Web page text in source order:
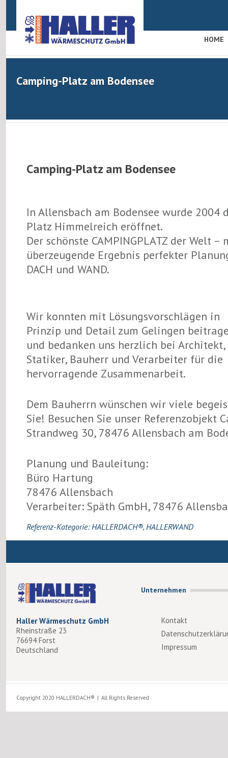
HOME
Camping-Platz am Bodensee
Camping-Platz am Bodensee
In Allensbach am Bodensee wurde 2004
Platz Himmelreich eröffnet.
Der schönste CAMPINGPLATZ der Welt
überzeugende Ergebnis perfekter
DACH und WAND.
Wir konnten mit Lösungsvorschlägen in
Prinzip und Detail zum Gelingen
und bedanken uns herzlich bei Architekt,
Statiker, Bauherr und Verarbeiter für die
hervorragende Zusammenarbeit.
Dem Bauherrn wünschen wir viele
Sie! Besuchen Sie unser Referenzobjekt
Strandweg 30, 78476 Allensbach am
Planung und Bauleitung:
Büro Hartung
78476 Allensbach
Verarbeiter: Späth GmbH, 78476
Referenz-Kategorie:HALLERDACH®, HALLERWAND
Haller Wärmeschutz GmbH
Rheinstraße 23
76694 Forst
Deutschland
Unternehmen
Kontakt
Impressum
Copyright 2020 HALLERDACH® All Rights Reserved